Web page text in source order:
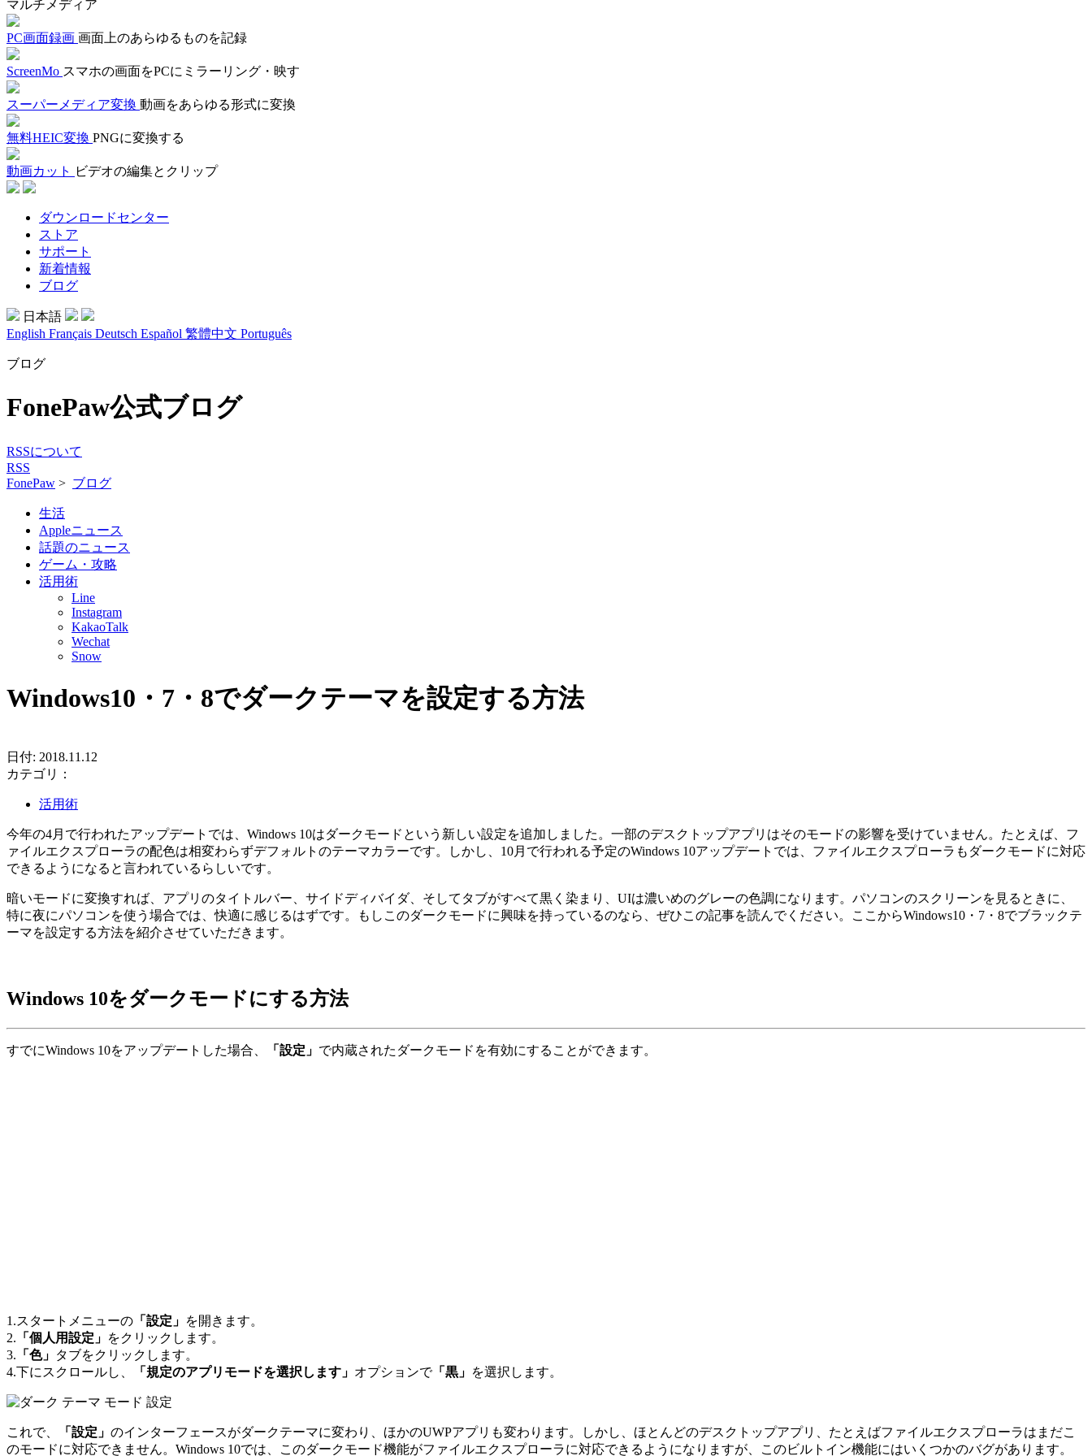
マルチメディア
PC画面録画 画面上のあらゆるものを記録
ScreenMo スマホの画面をPCにミラーリング・映す
スーパーメディア変換 動画をあらゆる形式に変換
無料HEIC変換 PNGに変換する
動画カット ビデオの編集とクリップ
ダウンロードセンター
ストア
サポート
新着情報
ブログ
日本語
English Français Deutsch Español 繁體中文 Português
ブログ
FonePaw公式ブログ
RSSについて
RSS
FonePaw > ブログ
生活
Appleニュース
話題のニュース
ゲーム・攻略
活用術
Line
Instagram
KakaoTalk
Wechat
Snow
Windows10・7・8でダークテーマを設定する方法
日付: 2018.11.12
カテゴリ：
活用術
今年の4月で行われたアップデートでは、Windows 10はダークモードという新しい設定を追加しました。一部のデスクトップアプリはそのモードの影響を受けていません。たとえば、フ
ァイルエクスプローラの配色は相変わらずデフォルトのテーマカラーです。しかし、10月で行われる予定のWindows 10アップデートでは、ファイルエクスプローラもダークモードに対応
できるようになると言われているらしいです。
暗いモードに変換すれば、アプリのタイトルバー、サイドディバイダ、そしてタブがすべて黒く染まり、UIは濃いめのグレーの色調になります。パソコンのスクリーンを見るときに、
特に夜にパソコンを使う場合では、快適に感じるはずです。もしこのダークモードに興味を持っているのなら、ぜひこの記事を読んでください。ここからWindows10・7・8でブラックテ
ーマを設定する方法を紹介させていただきます。
Windows 10をダークモードにする方法
すでにWindows 10をアップデートした場合、 「設定」 で内蔵されたダークモードを有効にすることができます。
1.スタートメニューの 「設定」 を開きます。
2. 「個人用設定」 をクリックします。
3. 「色」 タブをクリックします。
4.下にスクロールし、
「規定のアプリモードを選択します」 オプションで「黒」 を選択します。
これで、 「設定」 のインターフェースがダークテーマに変わり、ほかのUWPアプリも変わります。しかし、ほとんどのデスクトップアプリ、たとえばファイルエクスプローラはまだこ
のモードに対応できません。Windows 10では、このダークモード機能がファイルエクスプローラに対応できるようになりますが、このビルトイン機能にはいくつかのバグがあります。